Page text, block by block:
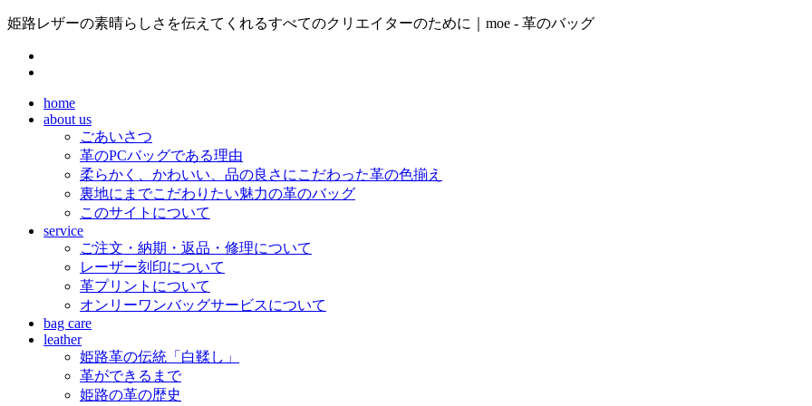
姫路レザーの素晴らしさを伝えてくれるすべてのクリエイターのために｜moe - 革のバッグ
home
about us
ごあいさつ
革のPCバッグである理由
柔らかく、かわいい、品の良さにこだわった革の色揃え
裏地にまでこだわりたい魅力の革のバッグ
このサイトについて
service
ご注文・納期・返品・修理について
レーザー刻印について
革プリントについて
オンリーワンバッグサービスについて
bag care
leather
姫路革の伝統「白鞣し」
革ができるまで
姫路の革の歴史